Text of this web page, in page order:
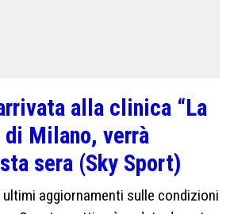
alla clinica “La
di Milano, verrà
sera (Sky Sport)
ultimi aggiornamenti sulle condizioni